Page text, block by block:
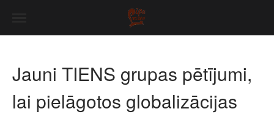
Jauni TIENS grupas pētījumi,
lai pielāgotos globalizācijas